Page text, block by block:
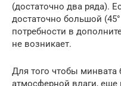
(достаточно два ряда).
достаточно большой
потребности в
не возникает.
Для того чтобы
атмосферной влаги,